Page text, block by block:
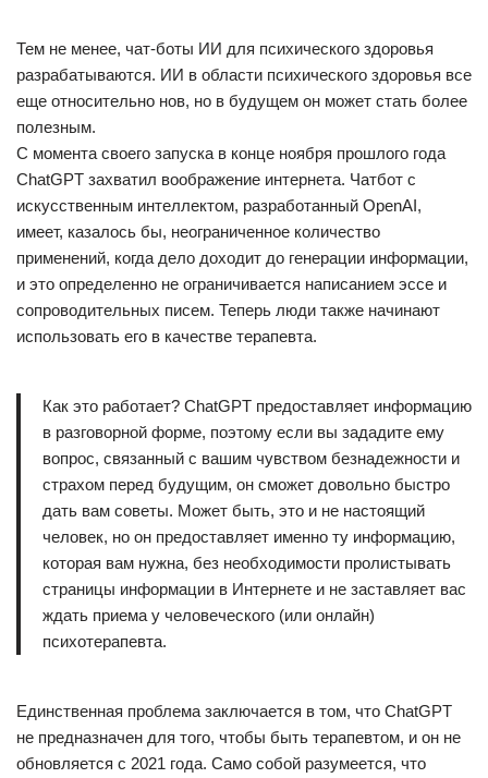
Тем не менее, чат-боты ИИ для психического здоровья
разрабатываются. ИИ в области психического здоровья все
еще относительно нов, но в будущем он может стать более
полезным.
С момента своего запуска в конце ноября прошлого года
ChatGPT захватил воображение интернета. Чатбот с
искусственным интеллектом, разработанный OpenAI,
имеет, казалось бы, неограниченное количество
применений, когда дело доходит до генерации информации,
и это определенно не ограничивается написанием эссе и
сопроводительных писем. Теперь люди также начинают
использовать его в качестве терапевта.
Как это работает? ChatGPT предоставляет информацию
в разговорной форме, поэтому если вы зададите ему
вопрос, связанный с вашим чувством безнадежности и
страхом перед будущим, он сможет довольно быстро
дать вам советы. Может быть, это и не настоящий
человек, но он предоставляет именно ту информацию,
которая вам нужна, без необходимости пролистывать
страницы информации в Интернете и не заставляет вас
ждать приема у человеческого (или онлайн)
психотерапевта.
Единственная проблема заключается в том, что ChatGPT
не предназначен для того, чтобы быть терапевтом, и он не
обновляется с 2021 года. Само собой разумеется, что